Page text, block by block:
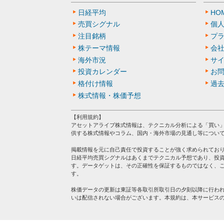
日経平均
売買シグナル
注目銘柄
株テーマ情報
海外市況
投資カレンダー
格付け情報
株式情報・株価予想
個
プ
会
サ
お
過
【利用規約】
アセットアライブ株式情報は、テクニカル分析による「買
供する株式情報やコラム、国内・海外市場の見通し等につい
掲載情報を元に自己責任で投資することが強く求められてお
日経平均売買シグナルはあくまでテクニカル予想であり、投
す。データゲットは、その正確性を保証するものではなく、
す。
株価データの更新は東証等各取引所取引日の夕刻以降に行わ
いは配信されない場合がございます。本規約は、本サービス